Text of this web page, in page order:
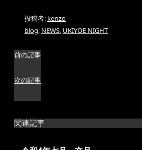
投稿者: kenzo
blog, NEWS, UKIYOE NIGHT
前の記事
次の記事
関連記事